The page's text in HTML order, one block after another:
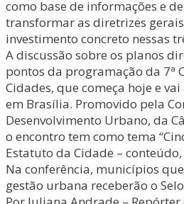
como base de informações e
transformar as diretrizes
investimento concreto nessas
A discussão sobre os planos
pontos da programação da 7ª
Cidades, que começa hoje e
em Brasília. Promovido pela
Desenvolvimento Urbano, da
o encontro tem como tema
Estatuto da Cidade –
Na conferência, municípios
gestão urbana receberão o